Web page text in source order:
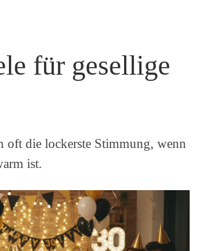
für gesellige
oft die lockerste Stimmung, wenn
ist.